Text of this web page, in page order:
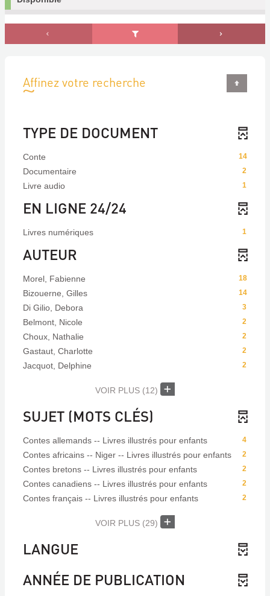
Affinez votre recherche
TYPE DE DOCUMENT
14
Conte
2
Documentaire
1
Livre audio
EN LIGNE 24/24
1
Livres numériques
AUTEUR
18
Morel, Fabienne
14
Bizouerne, Gilles
3
Di Gilio, Debora
2
Belmont, Nicole
2
Choux, Nathalie
2
Gastaut, Charlotte
2
Jacquot, Delphine
VOIR PLUS (12)
SUJET (MOTS CLÉS)
4
Contes allemands -- Livres illustrés pour enfants
2
Contes africains -- Niger -- Livres illustrés pour enfants
2
Contes bretons -- Livres illustrés pour enfants
2
Contes canadiens -- Livres illustrés pour enfants
2
Contes français -- Livres illustrés pour enfants
VOIR PLUS (29)
LANGUE
ANNÉE DE PUBLICATION